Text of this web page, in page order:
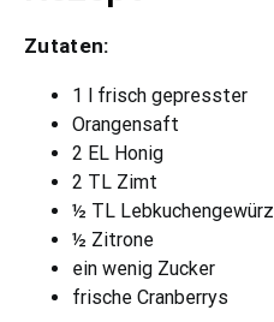
Zutaten:
1 l frisch gepresster
Orangensaft
2 EL Honig
2 TL Zimt
½ TL Lebkuchengewürz
½ Zitrone
ein wenig Zucker
frische Cranberrys